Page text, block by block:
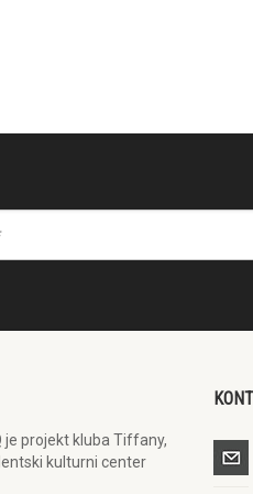
je projekt kluba Tiffany,
kulturni center